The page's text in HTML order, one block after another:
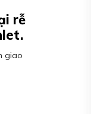
rễ
giao